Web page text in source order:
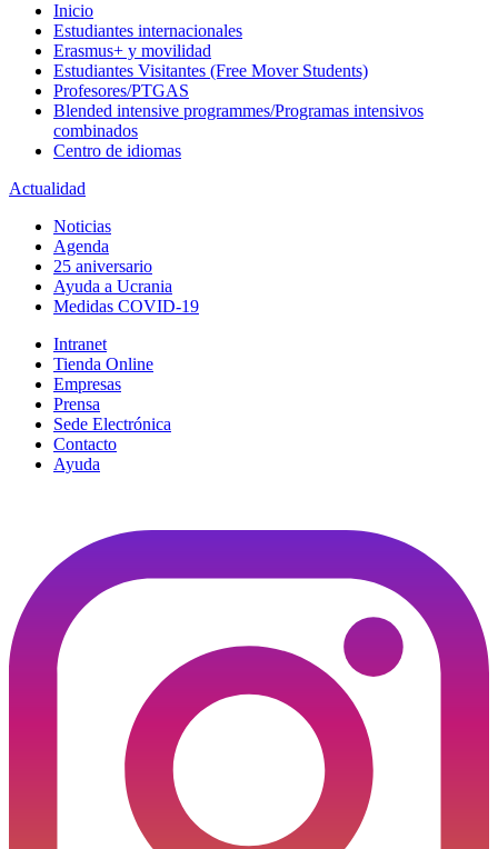
Inicio
Estudiantes internacionales
Erasmus+ y movilidad
Estudiantes Visitantes (Free Mover Students)
Profesores/PTGAS
Blended intensive programmes/Programas intensivos
combinados
Centro de idiomas
Actualidad
Noticias
Agenda
25 aniversario
Ayuda a Ucrania
Medidas COVID-19
Intranet
Tienda Online
Empresas
Prensa
Sede Electrónica
Contacto
Ayuda